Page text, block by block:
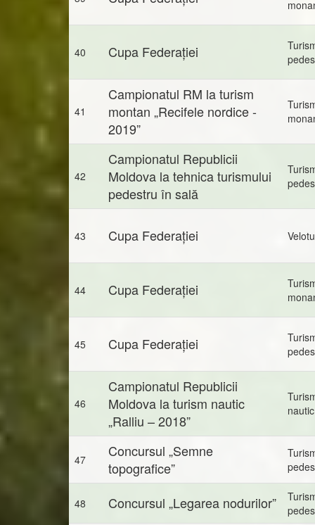
40 Cupa Federației
41
Campionatul RM la turism
montan „Recifele nordice -
2019”
42
Campionatul Republicii
Moldova la tehnica turismului
pedestru în sală
43 Cupa Federației
44 Cupa Federației
45 Cupa Federației
46
Campionatul Republicii
Moldova la turism nautic
„Ralliu – 2018”
nautic
47
Concursul „Semne
topografice”
48 Concursul „Legarea nodurilor”